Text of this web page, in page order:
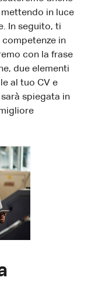
in luce
In seguito, ti
in
con la frase
due elementi
al tuo CV e
spiegata in